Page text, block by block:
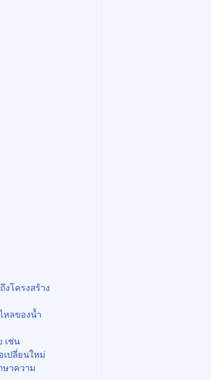
โครงสร้าง
หลของน้ำ
เช่น
ปลี่ยนใหม่
ษาความ